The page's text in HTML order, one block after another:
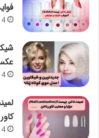
4 هفته پیش
4 هفته پیش
4 هفته پیش